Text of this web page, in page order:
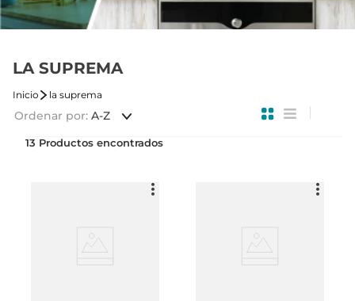
LA SUPREMA
la suprema
Ordenar por A-Z
13